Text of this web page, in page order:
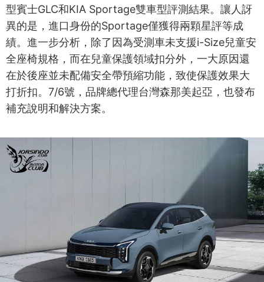
型賓士GLC和KIA Sportage雙車型評測結果。讓人訝
異的是，進口身份的Sportage僅獲得兩顆星評等成
績。進一步分析，除了因為受測車未支援i-Size兒童安
全座椅規格，而在兒童保護領域扣分外，一大原因還
在於後座並未配備安全帶預縮功能，致使保護效果大
打折扣。7/6號，品牌總代理台灣森那美起亞，也發布
補充說明和解決方案。